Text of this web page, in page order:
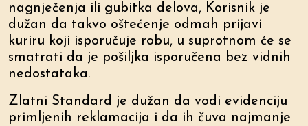
nagnječenja ili gubitka delova, Korisnik je
dužan da takvo oštećenje odmah prijavi
kuriru koji isporučuje robu, u suprotnom će se
smatrati da je pošiljka isporučena bez vidnih
nedostataka.
Zlatni Standard je dužan da vodi evidenciju
primljenih reklamacija i da ih čuva najmanje